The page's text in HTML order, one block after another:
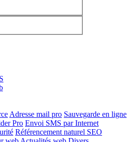
Adresse mail pro Sauvegarde en ligne
Pro Envoi SMS par Internet
Référencement naturel SEO